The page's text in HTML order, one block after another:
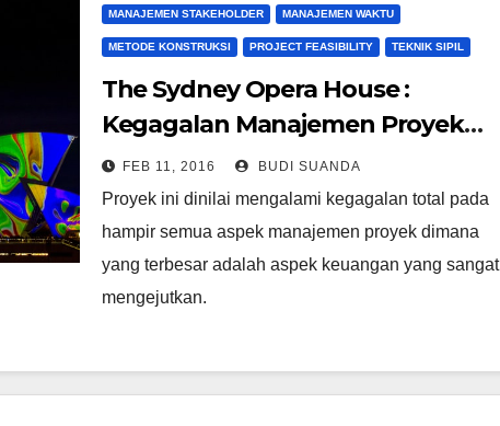
MANAJEMEN STAKEHOLDER MANAJEMEN WAKTU
METODE KONSTRUKSI PROJECT FEASIBILITY TEKNIK SIPIL
The Sydney Opera House :
Kegagalan Manajemen Proyek
Terbesar
FEB 11, 2016 BUDI SUANDA
Proyek ini dinilai mengalami kegagalan total pada
hampir semua aspek manajemen proyek dimana
yang terbesar adalah aspek keuangan yang sangat
mengejutkan.